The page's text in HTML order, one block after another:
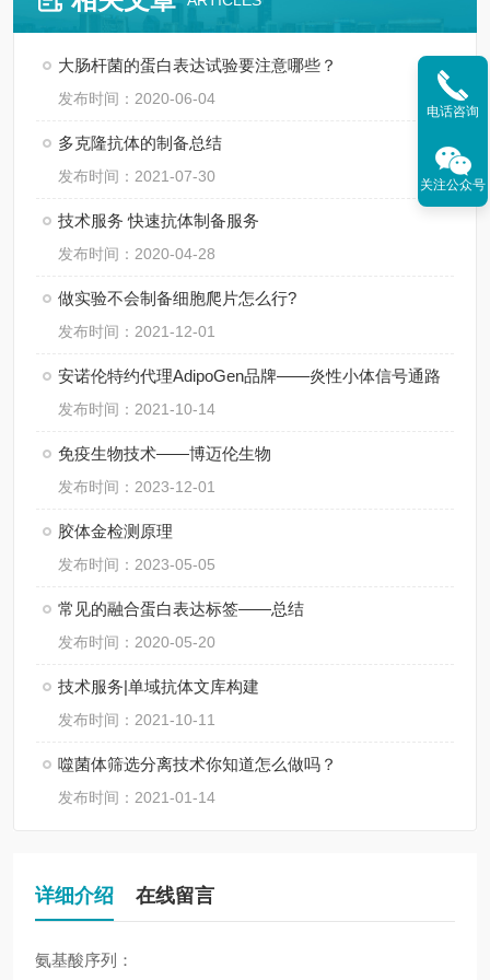
大肠杆菌的蛋白表达试验要注意哪些？
发布时间：2020-06-04
多克隆抗体的制备总结
发布时间：2021-07-30
技术服务 快速抗体制备服务
发布时间：2020-04-28
做实验不会制备细胞爬片怎么行?
发布时间：2021-12-01
安诺伦特约代理AdipoGen品牌——炎性小体信号通路
发布时间：2021-10-14
免疫生物技术——博迈伦生物
发布时间：2023-12-01
胶体金检测原理
发布时间：2023-05-05
常见的融合蛋白表达标签——总结
发布时间：2020-05-20
技术服务|单域抗体文库构建
发布时间：2021-10-11
噬菌体筛选分离技术你知道怎么做吗？
发布时间：2021-01-14
详细介绍 在线留言
氨基酸序列：
电话咨询
关注公众号